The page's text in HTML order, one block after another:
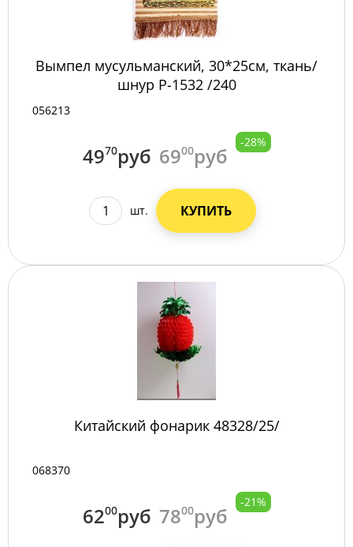
Вымпел мусульманский, 30*25см, ткань/
шнур P-1532 /240
056213
4970руб 6900руб
-28%
шт. КУПИТЬ
Китайский фонарик 48328/25/
068370
6200руб 7800руб
-21%